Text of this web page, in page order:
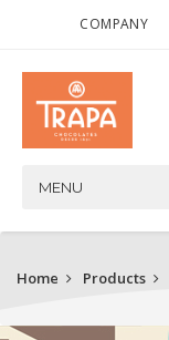
COMPANY
MENU
Home Products